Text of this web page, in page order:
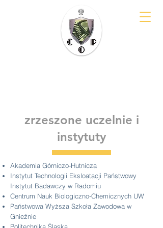
zrzeszone uczelnie i
instytuty
Akademia Górniczo-Hutnicza
Instytut Technologii Eksloatacji Państwowy
Instytut Badawczy w Radomiu
Centrum Nauk Biologiczno-Chemicznych UW
Państwowa Wyższa Szkoła Zawodowa w
Gnieźnie